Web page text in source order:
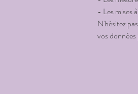
- Les mises
N'hésitez
vos